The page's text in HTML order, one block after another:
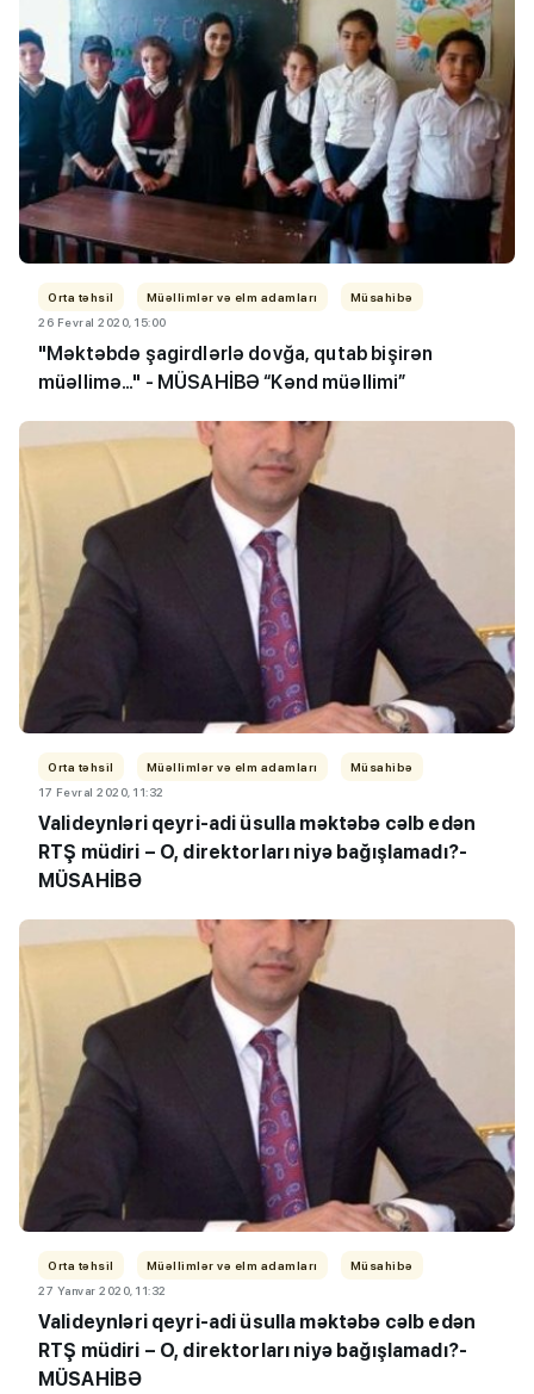
Orta təhsil Müəllimlər və elm adamları
Müsahibə
26 Fevral 2020, 15:00
"Məktəbdə şagirdlərlə dovğa, qutab bişirən
müəllimə…" - MÜSAHİBƏ “Kənd müəllimi”
Orta təhsil Müəllimlər və elm adamları
Müsahibə
17 Fevral 2020, 11:32
Valideynləri qeyri-adi üsulla məktəbə cəlb edən
RTŞ müdiri – O, direktorları niyə bağışlamadı?-
MÜSAHİBƏ
Orta təhsil Müəllimlər və elm adamları
Müsahibə
27 Yanvar 2020, 11:32
Valideynləri qeyri-adi üsulla məktəbə cəlb edən
RTŞ müdiri – O, direktorları niyə bağışlamadı?-
MÜSAHİBƏ